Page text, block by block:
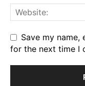
Save my name,
for the next time I